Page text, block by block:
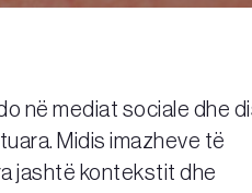
në mediat sociale dhe
Midis imazheve të
jashtë kontekstit dhe